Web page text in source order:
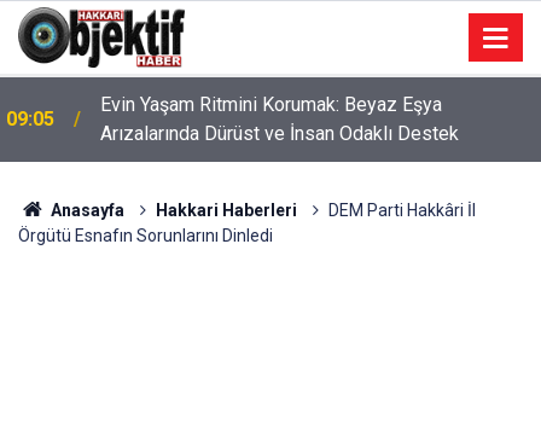
09:05
Evin Yaşam Ritmini Korumak: Beyaz Eşya
Arızalarında Dürüst ve İnsan Odaklı Destek
Anasayfa Hakkari Haberleri
DEM Parti Hakkâri İl
Örgütü Esnafın Sorunlarını Dinledi